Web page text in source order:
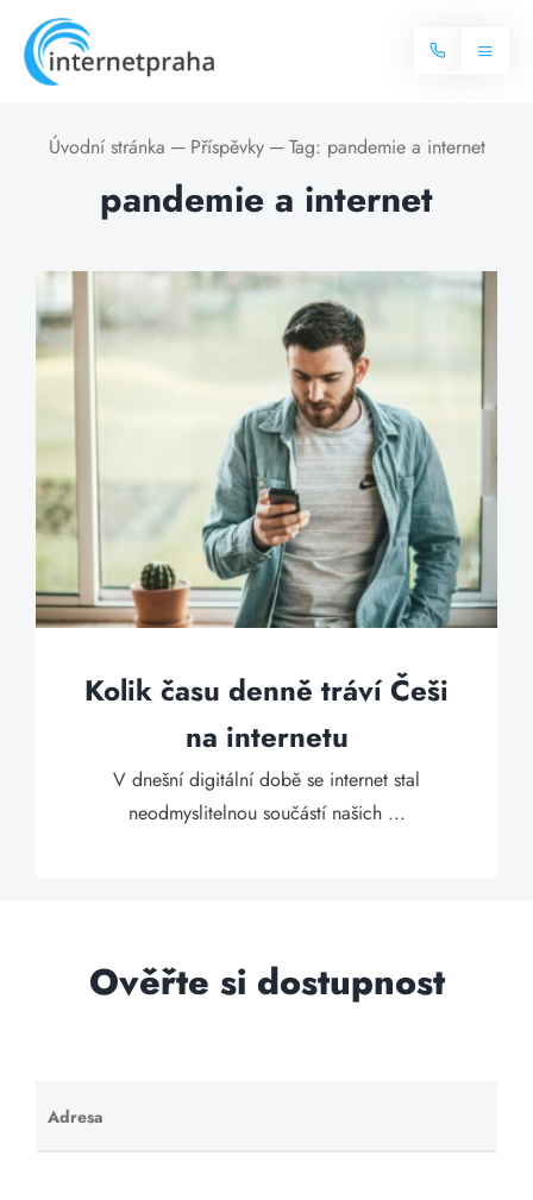
content
Toggle
Internet
Více o internetu
Často hledané dotazy
Televize
Dostupnost
Blog
Kontakt
Úvodní stránka ─ Příspěvky ─ Tag: pandemie a internet
pandemie a internet
Kolik času denně tráví Češi
na internetu
V dnešní digitální době se internet stal
neodmyslitelnou součástí našich ...
Ověřte si dostupnost
Adresa
Ponechte
toto pole